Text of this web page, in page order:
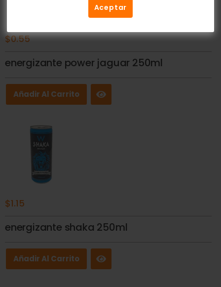
Aceptar
$0.55
energizante power jaguar 250ml
Añadir Al Carrito
$1.15
energizante shaka 250ml
Añadir Al Carrito